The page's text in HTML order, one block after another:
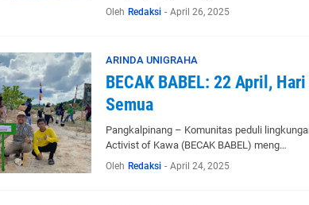
Oleh Redaksi - April 26, 2025
ARINDA UNIGRAHA
BECAK BABEL: 22 April,
Semua
Pangkalpinang – Komunitas peduli
Activist of Kawa (BECAK BABEL) meng…
Oleh Redaksi - April 24, 2025